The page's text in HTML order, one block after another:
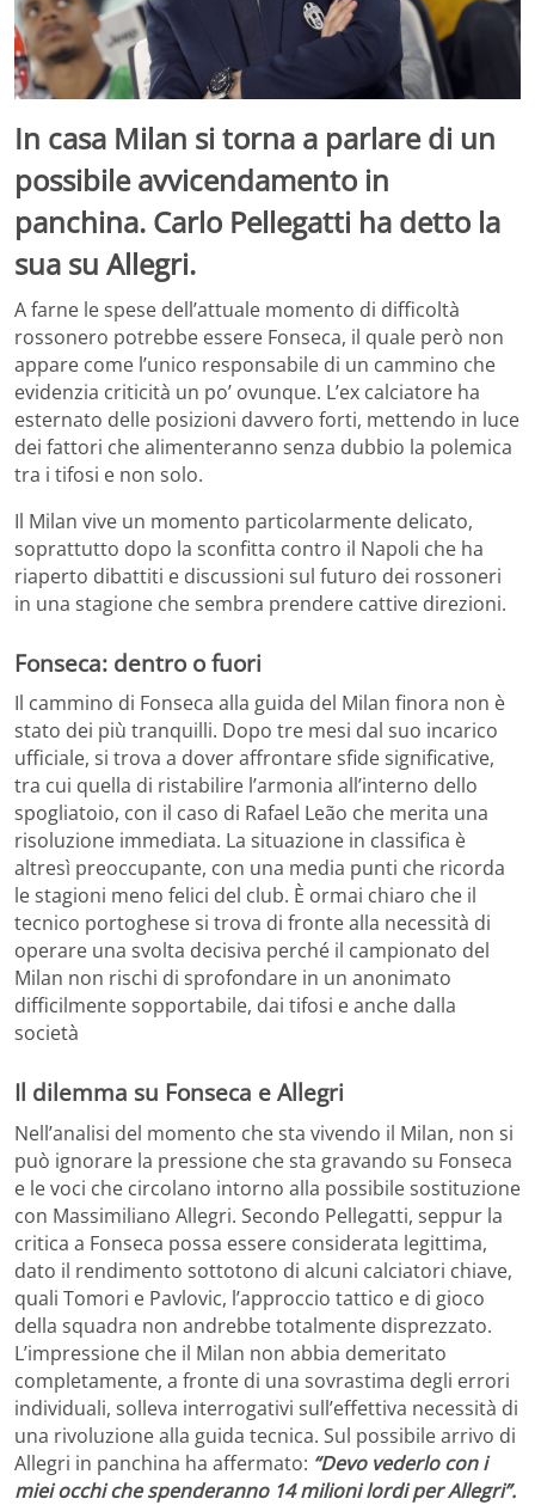
In casa Milan si torna a parlare di un
possibile avvicendamento in
panchina. Carlo Pellegatti ha detto la
sua su Allegri.
A farne le spese dell’attuale momento di difficoltà
rossonero potrebbe essere Fonseca, il quale però non
appare come l’unico responsabile di un cammino che
evidenzia criticità un po’ ovunque. L’ex calciatore ha
esternato delle posizioni davvero forti, mettendo in luce
dei fattori che alimenteranno senza dubbio la polemica
tra i tifosi e non solo.
Il Milan vive un momento particolarmente delicato,
soprattutto dopo la sconfitta contro il Napoli che ha
riaperto dibattiti e discussioni sul futuro dei rossoneri
in una stagione che sembra prendere cattive direzioni.
Fonseca: dentro o fuori
Il cammino di Fonseca alla guida del Milan finora non è
stato dei più tranquilli. Dopo tre mesi dal suo incarico
ufficiale, si trova a dover affrontare sfide significative,
tra cui quella di ristabilire l’armonia all’interno dello
spogliatoio, con il caso di Rafael Leão che merita una
risoluzione immediata. La situazione in classifica è
altresì preoccupante, con una media punti che ricorda
le stagioni meno felici del club. È ormai chiaro che il
tecnico portoghese si trova di fronte alla necessità di
operare una svolta decisiva perché il campionato del
Milan non rischi di sprofondare in un anonimato
difficilmente sopportabile, dai tifosi e anche dalla
società
Il dilemma su Fonseca e Allegri
Nell’analisi del momento che sta vivendo il Milan, non si
può ignorare la pressione che sta gravando su Fonseca
e le voci che circolano intorno alla possibile sostituzione
con Massimiliano Allegri. Secondo Pellegatti, seppur la
critica a Fonseca possa essere considerata legittima,
dato il rendimento sottotono di alcuni calciatori chiave,
quali Tomori e Pavlovic, l’approccio tattico e di gioco
della squadra non andrebbe totalmente disprezzato.
L’impressione che il Milan non abbia demeritato
completamente, a fronte di una sovrastima degli errori
individuali, solleva interrogativi sull’effettiva necessità di
una rivoluzione alla guida tecnica. Sul possibile arrivo di
Allegri in panchina ha affermato: “Devo vederlo con i
miei occhi che spenderanno 14 milioni lordi per Allegri”.